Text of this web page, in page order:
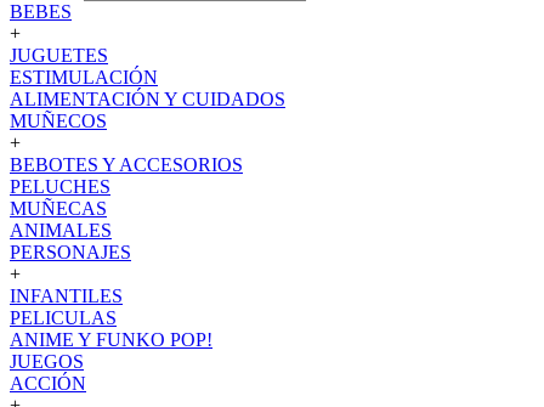
BEBES
+
JUGUETES
ESTIMULACIÓN
ALIMENTACIÓN Y CUIDADOS
MUÑECOS
+
BEBOTES Y ACCESORIOS
PELUCHES
MUÑECAS
ANIMALES
PERSONAJES
+
INFANTILES
PELICULAS
ANIME Y FUNKO POP!
JUEGOS
ACCIÓN